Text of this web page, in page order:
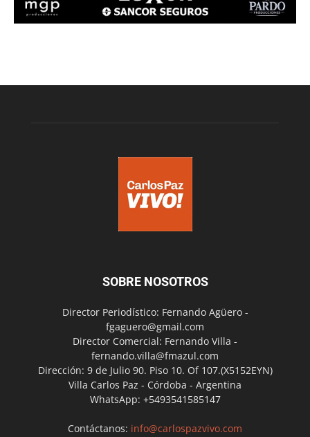
SOBRE NOSOTROS
Director Periodístico: Fernando Agüero -
fgaguero@gmail.com
Director Comercial: Fernando Villa -
fernando.villa@fmazul.com
Dirección: 9 de Julio 90. Piso 10. Of 107.(X5152EYN)
Villa Carlos Paz - Córdoba - Argentina
WhatsApp: +5493541585147
Contáctanos: info@carlospazvivo.com